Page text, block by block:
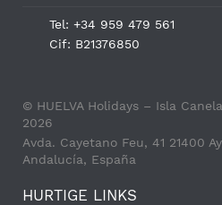
Tel: +34 959 479 561
Cif: B21376850
© HUELVA Holidays – Isla
2026
Avda. Cayetano Feu, 41 21400
Andalucía, España
HURTIGE LINKS